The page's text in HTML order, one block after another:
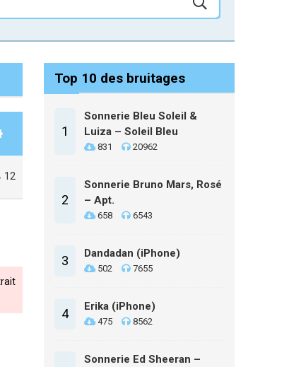
12
Top 10 des bruitages
1
Sonnerie Bleu Soleil &
Luiza – Soleil Bleu
831 20962
2
Sonnerie Bruno Mars, Rosé
– Apt.
658 6543
3 Dandadan (iPhone)
502 7655
4 Erika (iPhone)
475 8562
Sonnerie Ed Sheeran –